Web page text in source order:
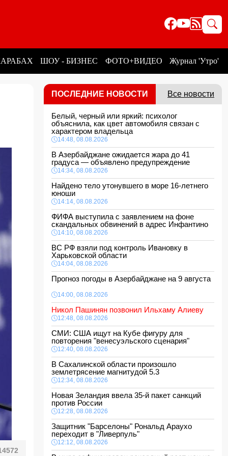
ШОУ - БИЗНЕС ФОТО+ВИДЕО Журнал 'Утро'
ПОСЛЕДНИЕ НОВОСТИ Все новости
Белый, черный или яркий: психолог
объяснила, как цвет автомобиля связан с
характером владельца
14:48, 08.08.2026
В Азербайджане ожидается жара до 41
градуса — объявлено предупреждение
14:34, 08.08.2026
Найдено тело утонувшего в море 16-летнего
юноши
14:14, 08.08.2026
ФИФА выступила с заявлением на фоне
скандальных обвинений в адрес Инфантино
14:10, 08.08.2026
ВС РФ взяли под контроль Ивановку в
Харьковской области
14:04, 08.08.2026
Прогноз погоды в Азербайджане на 9 августа
14:00, 08.08.2026
Никол Пашинян позвонил Ильхаму Алиеву
12:48, 08.08.2026
СМИ: США ищут на Кубе фигуру для
повторения "венесуэльского сценария"
12:40, 08.08.2026
В Сахалинской области произошло
землетрясение магнитудой 5.3
12:34, 08.08.2026
Новая Зеландия ввела 35-й пакет санкций
против России
12:28, 08.08.2026
Защитник "Барселоны" Рональд Араухо
переходит в "Ливерпуль"
12:12, 08.08.2026